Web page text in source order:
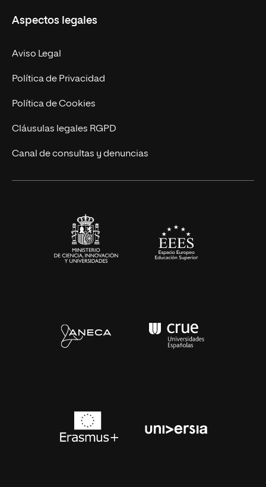
Doctorados
Experto Universitario
Postgrados
Cursos Universitarios
Facultades
Nuestro Equipo
Trabaja en UNIR
Actualidad
UNIR Revista
Eventos
Aspectos legales
Aviso Legal
Política de Privacidad
Política de Cookies
Cláusulas legales RGPD
Canal de consultas y denuncias